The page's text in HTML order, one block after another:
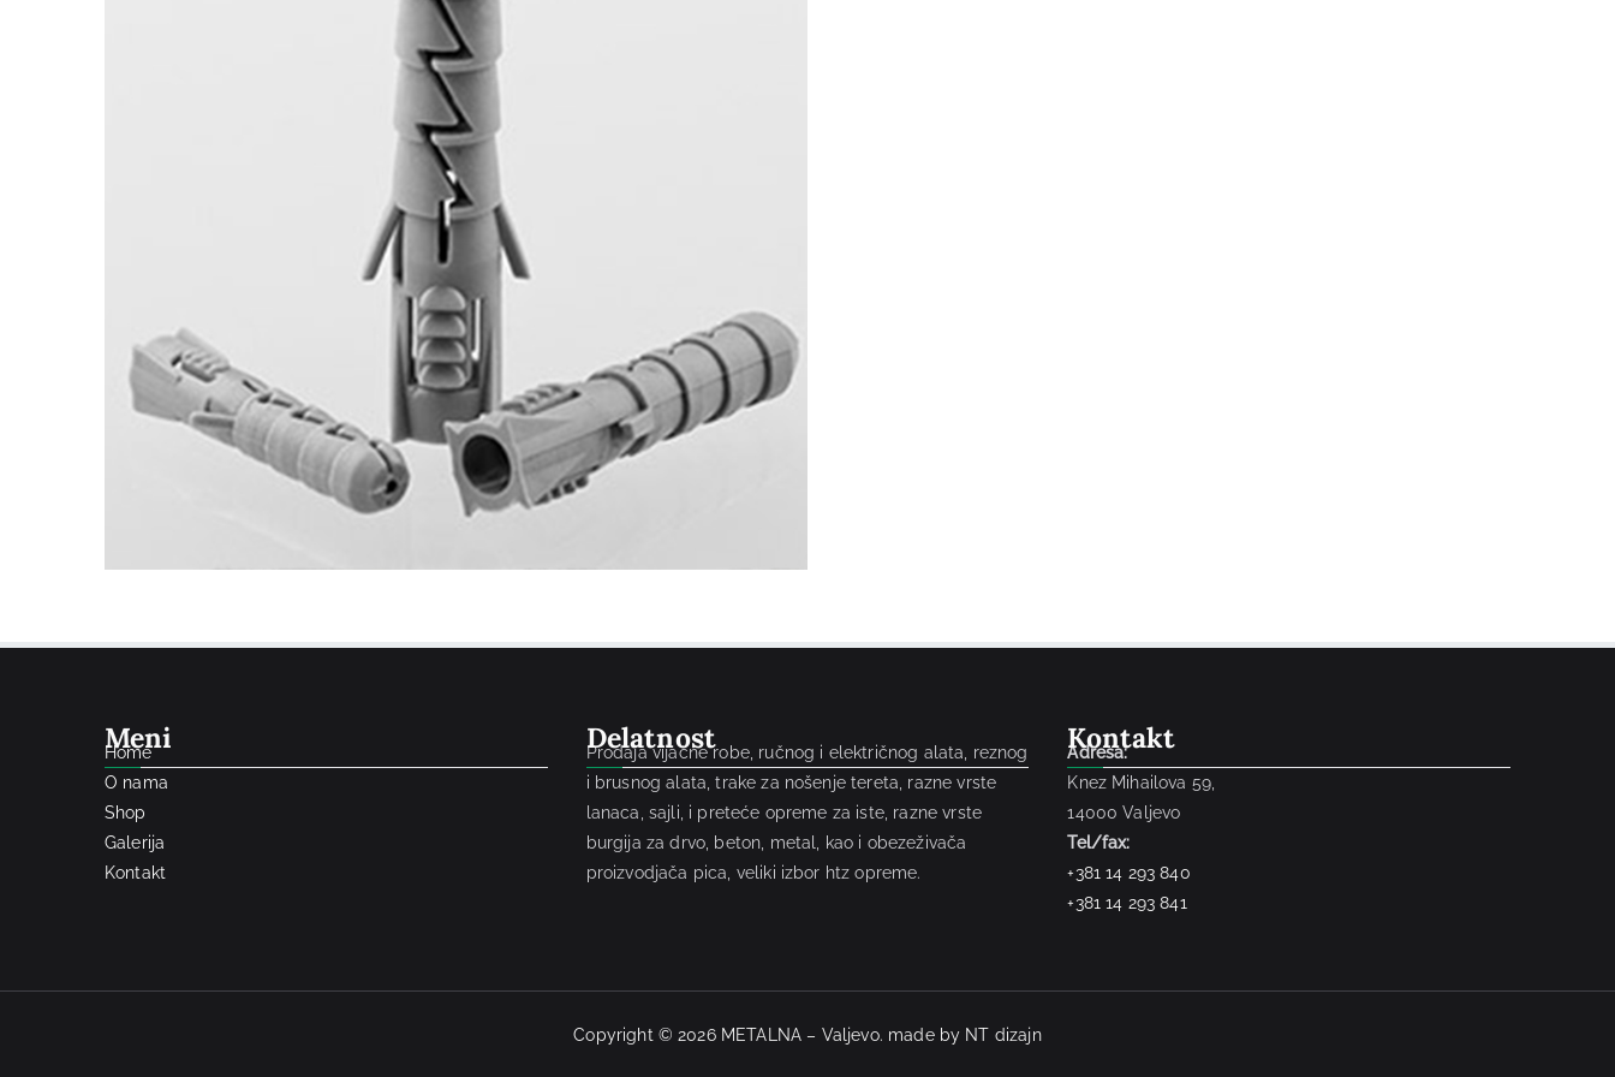
Meni
Home
O nama
Shop
Galerija
Kontakt
Delatnost
Prodaja vijačne robe, ručnog i električnog alata, reznog
i brusnog alata, trake za nošenje tereta, razne vrste
lanaca, sajli, i preteće opreme za iste, razne vrste
burgija za drvo, beton, metal, kao i obezeživača
proizvodjača pica, veliki izbor htz opreme.
Kontakt
Adresa:
Knez Mihailova 59,
14000 Valjevo
Tel/fax:
+381 14 293 840
+381 14 293 841
Copyright © 2026 METALNA – Valjevo. made by NT dizajn